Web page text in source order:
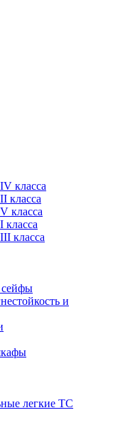
класса
класса
класса
класса
и
легкие ТС